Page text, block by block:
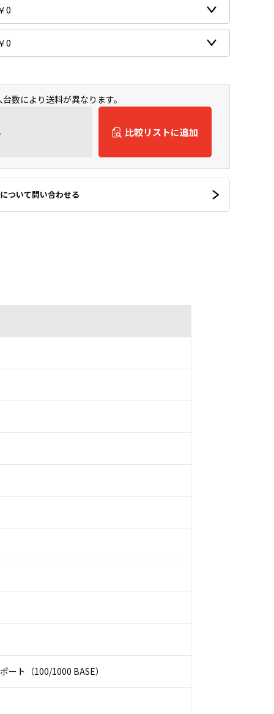
により送料が異なります。
比較リストに追加
ついて問い合わせる
ート（100/1000 BASE）